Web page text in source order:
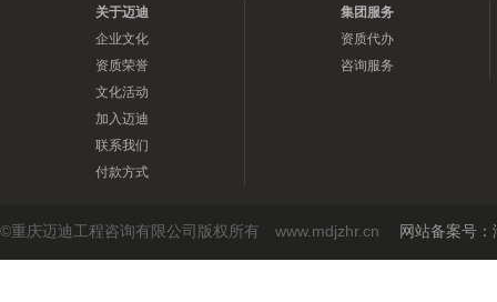
关于迈迪
企业文化
资质荣誉
文化活动
加入迈迪
联系我们
付款方式
集团服务
资质代办
咨询服务
©重庆迈迪工程咨询有限公司版权所有 www.mdjzhr.cn 网站备案号